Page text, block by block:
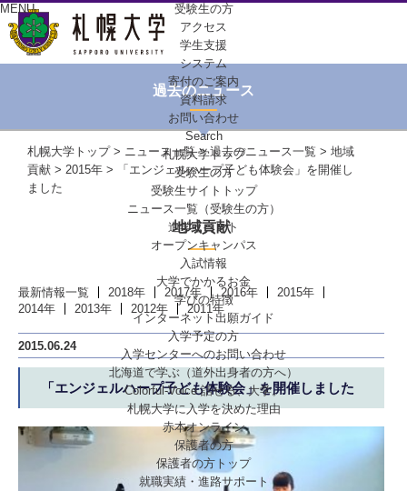
MENU
受験生の方
アクセス
学生支援
システム
寄付のご案内
資料請求
お問い合わせ
Search
札幌大学トップ
受験生の方
受験生サイトトップ
ニュース一覧（受験生の方）
進学イベント
オープンキャンパス
入試情報
大学でかかるお金
学びの特徴
インターネット出願ガイド
入学予定の方
入学センターへのお問い合わせ
北海道で学ぶ （道外出身者の方へ）
Colorful-Voice話せる、大学。
札幌大学に入学を決めた理由
赤本オンライン
保護者の方
保護者の方トップ
就職実績・進路サポート
過去のニュース
札幌大学トップ> ニュース一覧>過去のニュース一覧 > 地域
貢献 > 2015年 > 「エンジェルハープ子ども体験会」を開催し
ました
地域貢献
最新情報一覧 2018年 2017年 2016年
2015年
2014年
2013年 2012年 2011年
2015.06.24
「エンジェルハープ子ども体験会」を開催しました